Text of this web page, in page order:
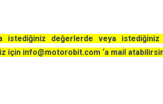
istediğiniz değerlerde veya
için info@motorobit.com ‘a mail